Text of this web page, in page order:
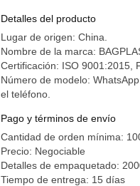
Restauración Terma
para compradores
Detalles del producto
Lugar de origen: China.
Nombre de la marca:
Certificación: ISO 9001:2015,
Número de modelo:
el teléfono.
Pago y términos de envío
Cantidad de orden mínima:
Precio: Negociable
Detalles de empaquetado:
Tiempo de entrega: 15 días